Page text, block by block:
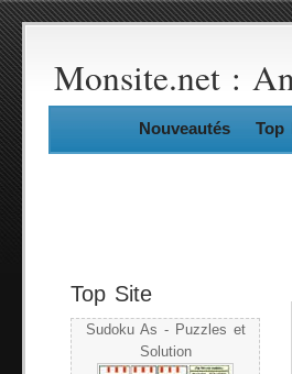
Monsite.net :
Nouveautés Top
Top Site
Sudoku As - Puzzles et
Solution